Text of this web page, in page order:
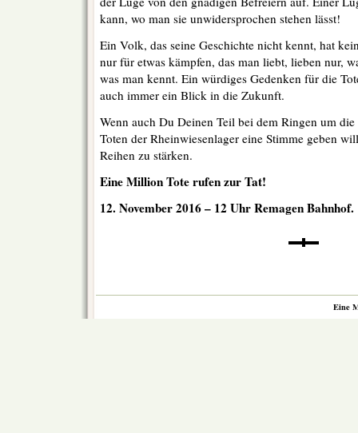
kann, wo man sie unwidersprochen stehen lässt!
Ein Volk, das seine Geschichte nicht kennt, hat
nur für etwas kämpfen, das man liebt, lieben nur,
was man kennt. Ein würdiges Gedenken für die
auch immer ein Blick in die Zukunft.
Wenn auch Du Deinen Teil bei dem Ringen um
Toten der Rheinwiesenlager eine Stimme geben
Reihen zu stärken.
Eine Million Tote rufen zur Tat!
12. November 2016 – 12 Uhr Remagen Bahnhof.
Eine